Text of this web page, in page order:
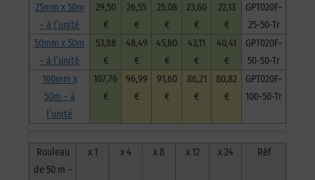
25mm x 50m
– à l’unité
29,50
€
26,55
€
25,08
€
23,60
€
22,13
€
GPT020F-
25-50-Tr
50mm x 50m
– à l’unité
53,88
€
48,49
€
45,80
€
43,11
€
40,41
€
GPT020F-
50-50-Tr
100mm x
50m – à
l’unité
107,76
€
96,99
€
91,60
€
86,21
€
80,82
€
GPT020F-
100-50-Tr
Rouleau
de 50 m –
x 1 x 4 x 8 x 12 x 24 Réf